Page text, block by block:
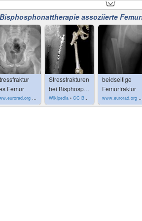
Society for Bone and Mineral
trochanter but proximal to the
may have "medial spike"
Bisphosphonattherapie assoziierte
•CC by-nc-sa 3.0 (modified)
Femur
CC by-nc-sa-4.0
Stressfrakturen
bei Bisphosphonattherapie
Wikipedia • CC BY-SA 4.0
beidseitige
Femurfraktur
www.eurorad.org